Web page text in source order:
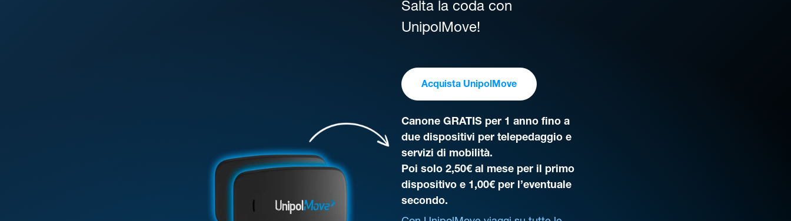
Salta la coda con
UnipolMove!
Acquista UnipolMove
Canone GRATIS per 1 anno fino a
due dispositivi per telepedaggio e
servizi di mobilità.
Poi solo 2,50€ al mese per il primo
dispositivo e 1,00€ per l’eventuale
secondo.